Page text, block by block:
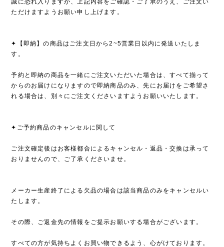
ただけますようお願い申し上げます。
✦【即納】の商品はご注文日から2~5営業日以内に発送いたしま
す。
予約と即納の商品を一緒にご注文いただいた場合は、すべて揃って
からのお届けになりますので即納商品のみ、先にお届けをご希望さ
れる場合は、別々にご注文くださいますようお願いいたします。
✦ご予約商品のキャンセルに関して
ご注文確定後はお客様都合によるキャンセル・返品・交換は承って
おりませんので、ご了承くださいませ。
メーカー生産終了による欠品の場合は該当商品のみをキャンセルい
たします。
その際、ご返金先の情報をご提示お願いする場合がございます。
すべての方が気持ちよくお買い物できるよう、心がけております。